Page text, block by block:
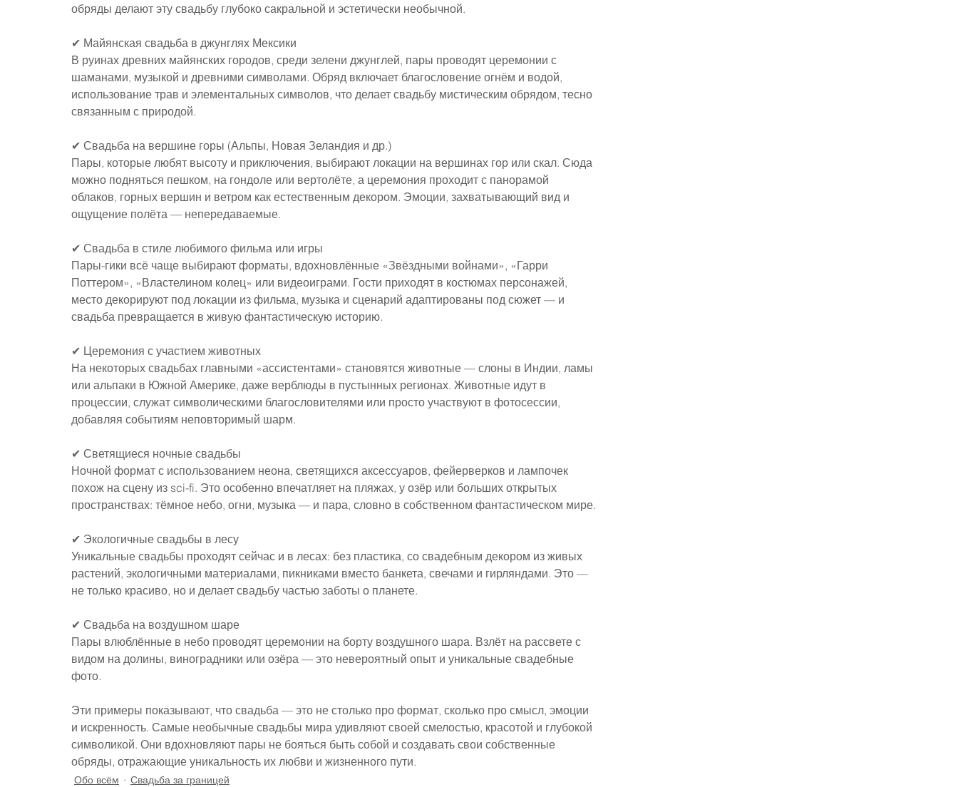
обряды делают эту свадьбу глубоко сакральной и эстетически необычной.
✔ Майянская свадьба в джунглях Мексики
В руинах древних майянских городов, среди зелени джунглей, пары проводят церемонии с
шаманами, музыкой и древними символами. Обряд включает благословение огнём и водой,
использование трав и элементальных символов, что делает свадьбу мистическим обрядом, тесно
связанным с природой.
✔ Свадьба на вершине горы (Альпы, Новая Зеландия и др.)
Пары, которые любят высоту и приключения, выбирают локации на вершинах гор или скал. Сюда
можно подняться пешком, на гондоле или вертолёте, а церемония проходит с панорамой
облаков, горных вершин и ветром как естественным декором. Эмоции, захватывающий вид и
ощущение полёта — непередаваемые.
✔ Свадьба в стиле любимого фильма или игры
Пары-гики всё чаще выбирают форматы, вдохновлённые «Звёздными войнами», «Гарри
Поттером», «Властелином колец» или видеоиграми. Гости приходят в костюмах персонажей,
место декорируют под локации из фильма, музыка и сценарий адаптированы под сюжет — и
свадьба превращается в живую фантастическую историю.
✔ Церемония с участием животных
На некоторых свадьбах главными «ассистентами» становятся животные — слоны в Индии, ламы
или альпаки в Южной Америке, даже верблюды в пустынных регионах. Животные идут в
процессии, служат символическими благословителями или просто участвуют в фотосессии,
добавляя событиям неповторимый шарм.
✔ Светящиеся ночные свадьбы
Ночной формат с использованием неона, светящихся аксессуаров, фейерверков и лампочек
похож на сцену из sci-fi. Это особенно впечатляет на пляжах, у озёр или больших открытых
пространствах: тёмное небо, огни, музыка — и пара, словно в собственном фантастическом мире.
✔ Экологичные свадьбы в лесу
Уникальные свадьбы проходят сейчас и в лесах: без пластика, со свадебным декором из живых
растений, экологичными материалами, пикниками вместо банкета, свечами и гирляндами. Это —
не только красиво, но и делает свадьбу частью заботы о планете.
✔ Свадьба на воздушном шаре
Пары влюблённые в небо проводят церемонии на борту воздушного шара. Взлёт на рассвете с
видом на долины, виноградники или озёра — это невероятный опыт и уникальные свадебные
фото.
Эти примеры показывают, что свадьба — это не столько про формат, сколько про смысл, эмоции
и искренность. Самые необычные свадьбы мира удивляют своей смелостью, красотой и глубокой
символикой. Они вдохновляют пары не бояться быть собой и создавать свои собственные
обряды, отражающие уникальность их любви и жизненного пути.
Обо всём Свадьба за границей